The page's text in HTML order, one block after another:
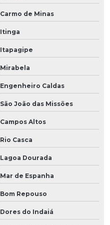
Carmo de Minas
Itinga
Itapagipe
Mirabela
Engenheiro Caldas
São João das Missões
Campos Altos
Rio Casca
Lagoa Dourada
Mar de Espanha
Bom Repouso
Dores do Indaiá